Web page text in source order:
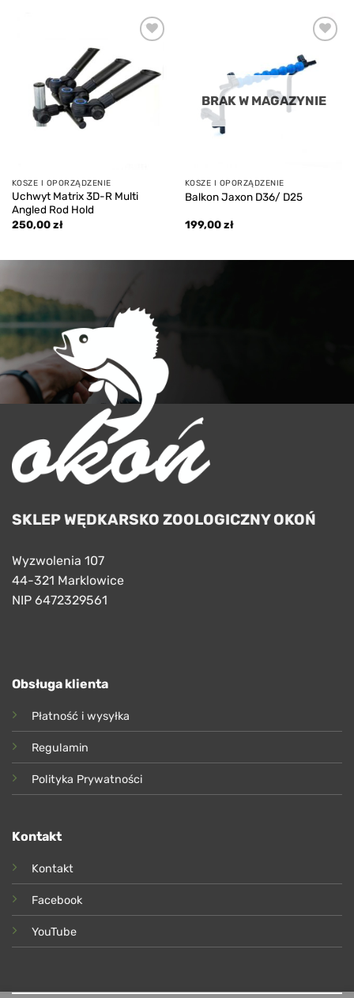
wishlist
KOSZE I OPORZĄDZENIE
Uchwyt Matrix 3D-R Multi
Angled Rod Hold
250,00zł
Add to
wishlist
BRAK W MAGAZYNIE
KOSZE I OPORZĄDZENIE
Balkon Jaxon D36/ D25
199,00zł
SKLEP WĘDKARSKO ZOOLOGICZNY OKOŃ
Wyzwolenia 107
44-321 Marklowice
NIP 6472329561
Obsługa klienta
Płatność i wysyłka
Regulamin
Polityka Prywatności
Kontakt
Kontakt
Facebook
YouTube